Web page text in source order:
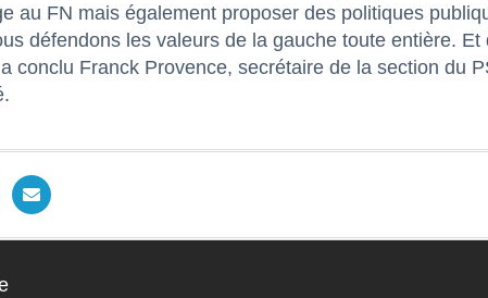
au FN mais également proposer des politiques
défendons les valeurs de la gauche toute entière. Et
conclu Franck Provence, secrétaire de la section du